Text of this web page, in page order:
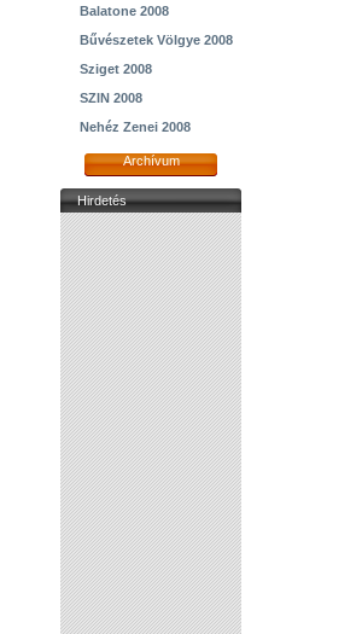
Balatone 2008
Bűvészetek Völgye 2008
Sziget 2008
SZIN 2008
Nehéz Zenei 2008
Archívum
Hirdetés